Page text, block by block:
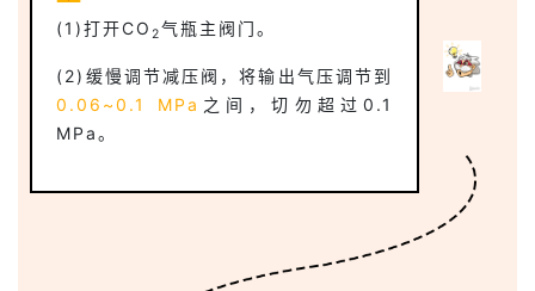
(1)打开CO 2气瓶主阀门。
(2)缓慢调节减压阀，将输出气压调节到
0.06~0.1 MPa 之间，切勿超过0.1
MPa。